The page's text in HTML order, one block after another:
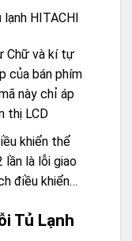
HITACHI
Chữ và kí tự
của bán phím
này chỉ áp
thị LCD
khiển thể
lần là lỗi giao
điều khiển…
Tủ Lạnh